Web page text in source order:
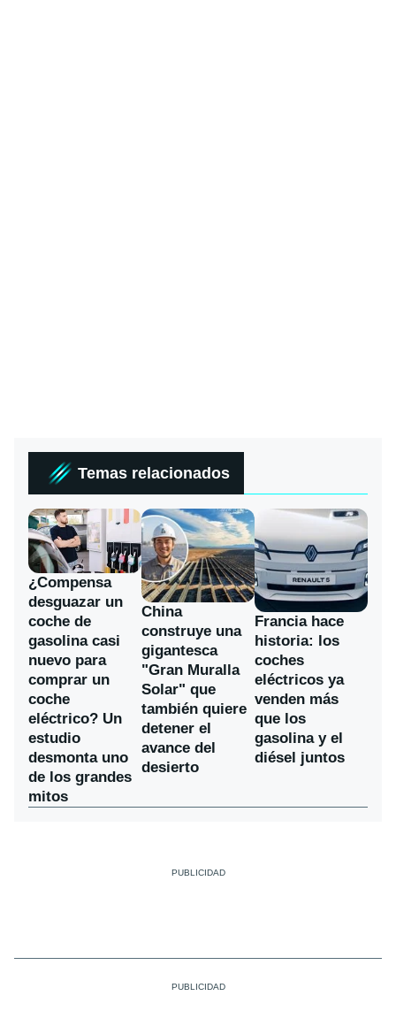
Temas relacionados
¿Compensa
desguazar un
coche de
gasolina casi
nuevo para
comprar un
coche
eléctrico? Un
estudio
desmonta uno
de los grandes
mitos
China
construye una
gigantesca
"Gran Muralla
Solar" que
también quiere
detener el
avance del
desierto
Francia hace
historia: los
coches
eléctricos ya
venden más
que los
gasolina y el
diésel juntos